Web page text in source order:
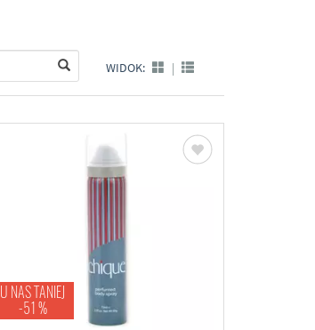
WIDOK: |
U NAS TANIEJ
-51 %